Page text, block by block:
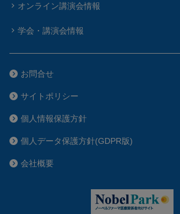
オンライン講演会情報
学会・講演会情報
お問合せ
サイトポリシー
個人情報保護方針
個人データ保護方針(GDPR版)
会社概要